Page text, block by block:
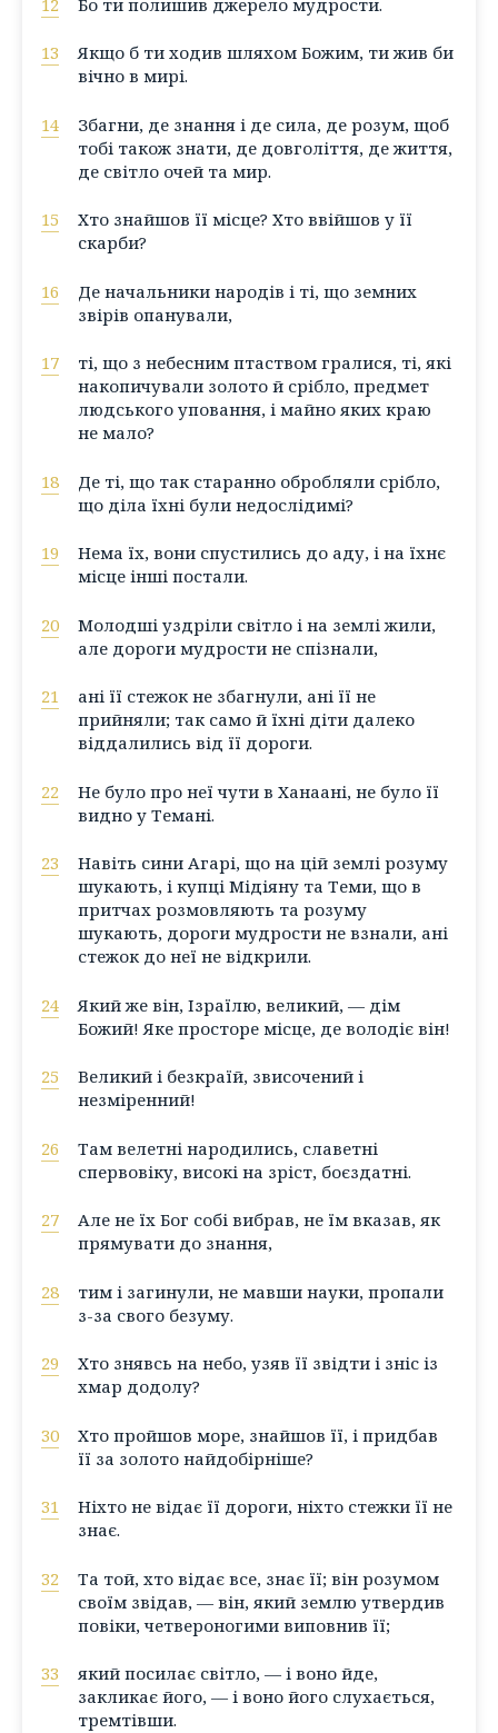
13
Якщо б ти ходив шляхом Божим, ти жив би
вічно в мирі.
14
Збагни, де знання і де сила, де розум, щоб
тобі також знати, де довголіття, де життя,
де світло очей та мир.
15
Хто знайшов її місце? Хто ввійшов у її
скарби?
16
Де начальники народів і ті, що земних
звірів опанували,
17
ті, що з небесним птаством гралися, ті, які
накопичували золото й срібло, предмет
людського уповання, і майно яких краю
не мало?
18
Де ті, що так старанно обробляли срібло,
що діла їхні були недослідимі?
19
Нема їх, вони спустились до аду, і на їхнє
місце інші постали.
20
Молодші уздріли світло і на землі жили,
але дороги мудрости не спізнали,
21
ані її стежок не збагнули, ані її не
прийняли; так само й їхні діти далеко
віддалились від її дороги.
22
Не було про неї чути в Ханаані, не було її
видно у Темані.
23
Навіть сини Агарі, що на цій землі розуму
шукають, і купці Мідіяну та Теми, що в
притчах розмовляють та розуму
шукають, дороги мудрости не взнали, ані
стежок до неї не відкрили.
24
Який же він, Ізраїлю, великий, — дім
Божий! Яке просторе місце, де володіє він!
25
Великий і безкраїй, звисочений і
незміренний!
26
Там велетні народились, славетні
спервовіку, високі на зріст, боєздатні.
27
Але не їх Бог собі вибрав, не їм вказав, як
прямувати до знання,
28
тим і загинули, не мавши науки, пропали
з-за свого безуму.
29
Хто знявсь на небо, узяв її звідти і зніс із
хмар додолу?
30
Хто пройшов море, знайшов її, і придбав
її за золото найдобірніше?
31
Ніхто не відає її дороги, ніхто стежки її не
знає.
32
Та той, хто відає все, знає її; він розумом
своїм звідав, — він, який землю утвердив
повіки, четвероногими виповнив її;
33
який посилає світло, — і воно йде,
закликає його, — і воно його слухається,
тремтівши.